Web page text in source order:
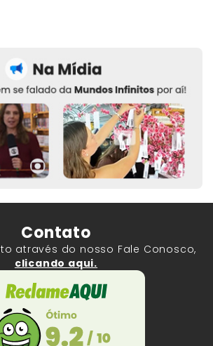
Contato
através do nosso Fale Conosco,
clicando aqui.